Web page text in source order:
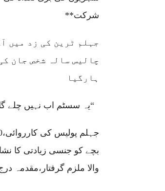
شرکت**
جہلم ٹرین کی زد میں
چالیس سالہ شخص جان
ہارگیا
“یہ سسٹم اب نہیں چلے
بچے کو جنسی زیادتی کا
والا ملزم گرفتار،مقدمہ